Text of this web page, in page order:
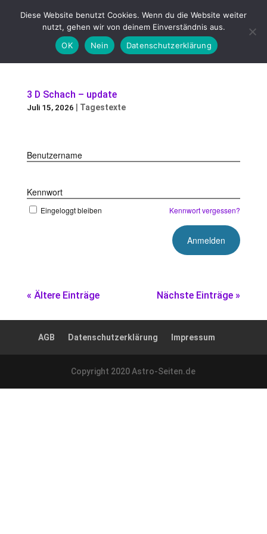
Seite wählen
3 D Schach – update
Juli 15, 2026 Tagestexte
Benutzername
Kennwort
Eingeloggt bleiben Kennwort vergessen?
« Ältere Einträge Nächste Einträge »
AGB Datenschutzerklärung Impressum
Copyright 2020 Astro-Seiten.de
Diese Website benutzt Cookies. Wenn du die Website weiter
nutzt, gehen wir von deinem Einverständnis aus.
OK
Nein Datenschutzerklärung